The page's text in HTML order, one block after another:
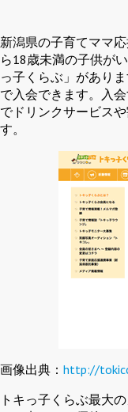
新潟県の子育てママ
ら18歳未満の子供が
っ子くらぶ」があり
で入会できます。入
でドリンクサービス
す。
画像出典： http://
トキっ子くらぶ最大